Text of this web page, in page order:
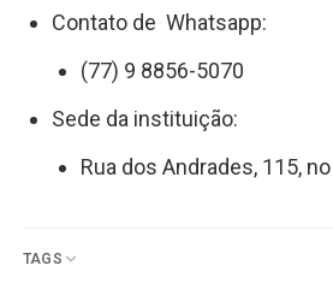
Contato de Whatsapp:
(77) 9 8856-5070
Sede da instituição:
Rua dos Andrades, 115,
TAGS